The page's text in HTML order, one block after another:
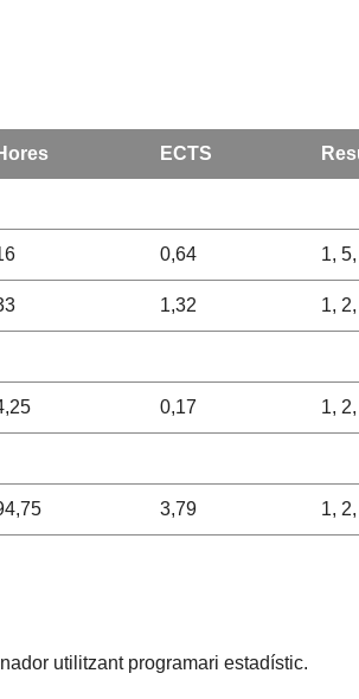
ECTS
0,64 1,
1,32 1,
0,17 1,
3,79 1,
utilitzant programari estadístic.